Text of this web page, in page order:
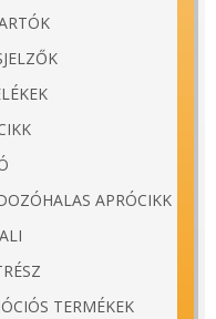
APRÓCIKK
TERMÉKEK